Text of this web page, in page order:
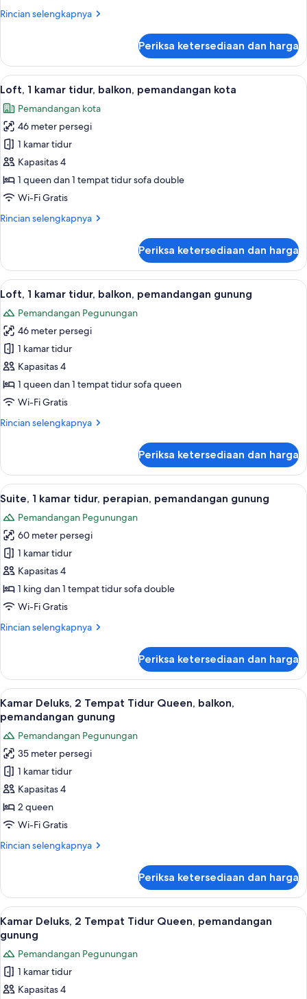
Queen,
Rincian selengkapnya
Rincian
Kamar
Deluks,
2
Tidur
Queen,
pemandangan
kota
Periksa ketersediaan dan harga
Lihat
semua
foto
untuk
Loft,
1
kamar
tidur,
pemandangan
Seprai premium, setrika/meja
6
Loft, 1 kamar tidur, balkon, pemandangan kota
Pemandangan kota
46 meter persegi
1 kamar tidur
Kapasitas 4
1 queen dan 1 tempat tidur sofa double
Wi-Fi Gratis
Rincian selengkapnya
Rincian
Loft,
kamar
balkon,
pemandangan
kota
Periksa ketersediaan dan harga
Lihat
semua
foto
untuk
Loft,
1
kamar
tidur,
pemandangan
Seprai premium, setrika/meja
6
Loft, 1 kamar tidur, balkon, pemandangan gunung
Pemandangan Pegunungan
46 meter persegi
1 kamar tidur
Kapasitas 4
1 queen dan 1 tempat tidur sofa queen
Wi-Fi Gratis
Rincian selengkapnya
Rincian
Loft,
kamar
balkon,
pemandangan
gunung
Periksa ketersediaan dan harga
Lihat
semua
foto
untuk
Suite,
1
kamar
tidur,
pemandangan
Suite, 1 kamar tidur, perapian,
8
Suite, 1 kamar tidur, perapian, pemandangan gunung
Pemandangan Pegunungan
60 meter persegi
1 kamar tidur
Kapasitas 4
1 king dan 1 tempat tidur sofa double
Wi-Fi Gratis
Rincian selengkapnya
Rincian
Suite,
kamar
tidur,
perapian,
pemandangan
gunung
Periksa ketersediaan dan harga
Lihat
semua
foto
untuk
Kamar
Deluks,
2
Tempat
Tidur
balkon,
Seprai premium, setrika/meja
5
Kamar Deluks, 2 Tempat Tidur Queen, balkon,
pemandangan gunung
Pemandangan Pegunungan
35 meter persegi
1 kamar tidur
Kapasitas 4
2 queen
Wi-Fi Gratis
Rincian selengkapnya
Rincian
Kamar
Deluks,
2
Tempat
Tidur
Queen,
balkon,
pemandangan
gunung
Periksa ketersediaan dan harga
Lihat
semua
foto
untuk
Kamar
Deluks,
Kamar Deluks, 2 Tempat Tidur
5
Kamar Deluks, 2 Tempat Tidur Queen, pemandangan
gunung
Pemandangan Pegunungan
1 kamar tidur
Kapasitas 4